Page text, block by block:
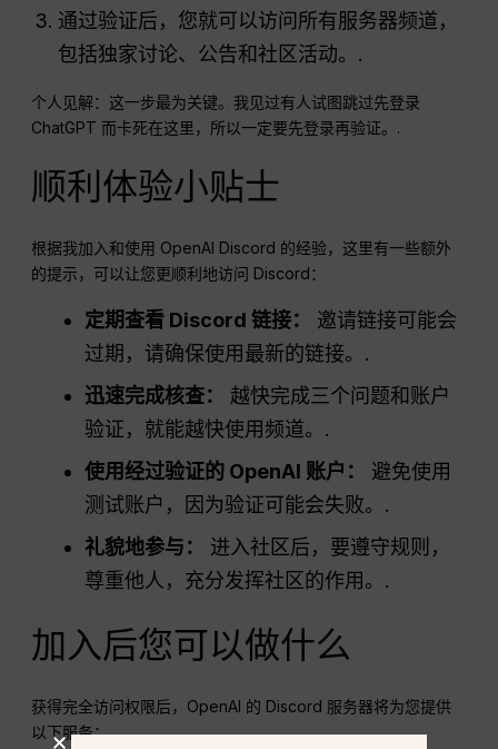
通过验证后，您就可以访问所有服务器频道，
包括独家讨论、公告和社区活动。.
个人见解：这一步最为关键。我见过有人试图跳过先登录
ChatGPT 而卡死在这里，所以一定要先登录再验证。.
顺利体验小贴士
根据我加入和使用 OpenAI Discord 的经验，这里有一些额外
的提示，可以让您更顺利地访问 Discord：
定期查看 Discord 链接：
邀请链接可能会
过期，请确保使用最新的链接。.
迅速完成核查：
越快完成三个问题和账户
验证，就能越快使用频道。.
使用经过验证的 OpenAI 账户：
避免使用
测试账户，因为验证可能会失败。.
礼貌地参与：
进入社区后，要遵守规则，
尊重他人，充分发挥社区的作用。.
加入后您可以做什么
获得完全访问权限后，OpenAI 的 Discord 服务器将为您提供
以下服务：